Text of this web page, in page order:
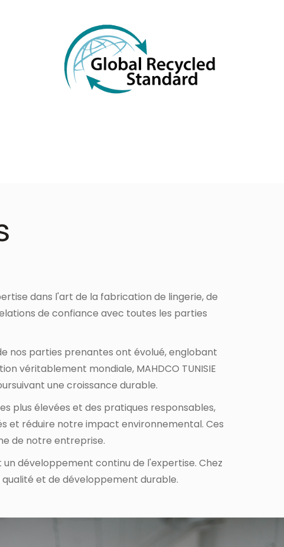
dans l'art de la fabrication de lingerie, de
de confiance avec toutes les parties
nos parties prenantes ont évolué, englobant
véritablement mondiale, MAHDCO TUNISIE
une croissance durable.
plus élevées et des pratiques responsables,
et réduire notre impact environnemental. Ces
de notre entreprise.
développement continu de l'expertise. Chez
qualité et de développement durable.